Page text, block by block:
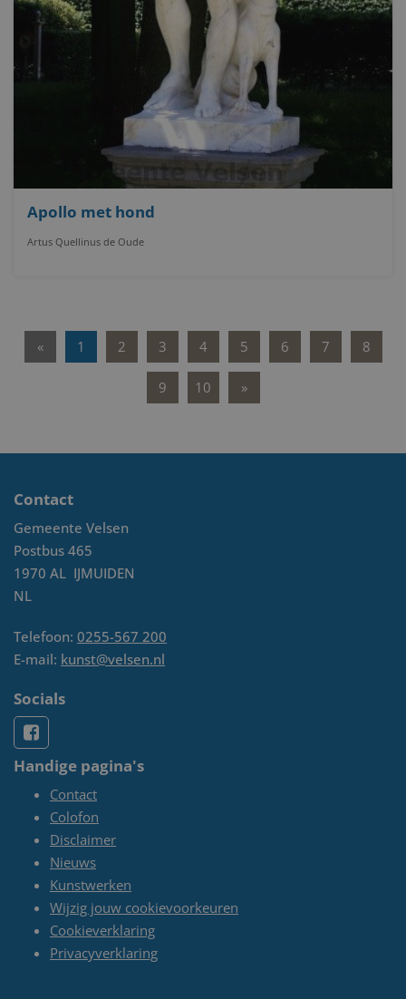
Apollo met hond
Artus Quellinus de Oude
« 1 2 3 4 5 6 7 8
9 10 »
Contact
Gemeente Velsen
Postbus 465
1970 AL IJMUIDEN
NL
Telefoon: 0255-567 200
E-mail: kunst@velsen.nl
Socials
Handige pagina's
Contact
Colofon
Disclaimer
Nieuws
Kunstwerken
Wijzig jouw cookievoorkeuren
Cookieverklaring
Privacyverklaring